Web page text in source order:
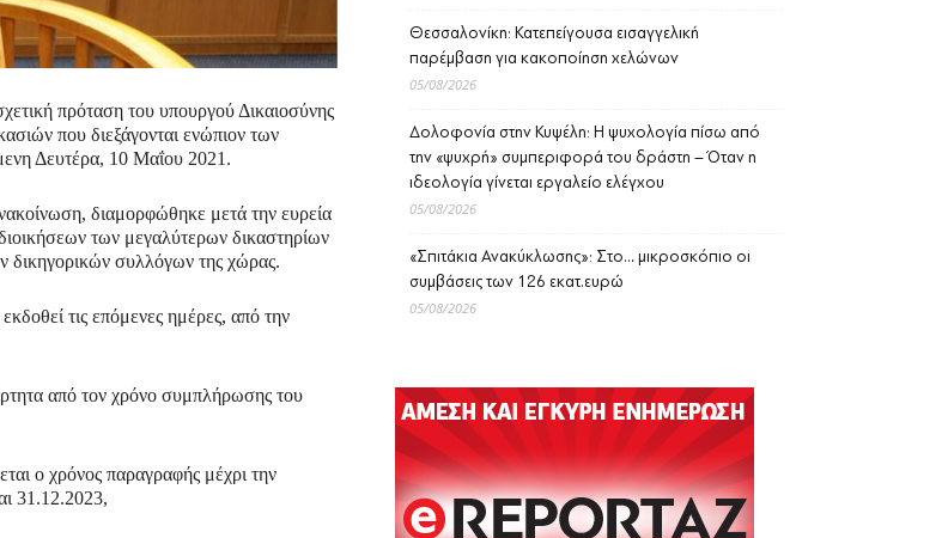
πρόταση του υπουργού Δικαιοσύνης
που διεξάγονται ενώπιον των
Δευτέρα, 10 Μαΐου 2021.
διαμορφώθηκε μετά την ευρεία
των μεγαλύτερων δικαστηρίων
δικηγορικών συλλόγων της χώρας.
τις επόμενες ημέρες, από την
από τον χρόνο συμπλήρωσης του
ο χρόνος παραγραφής μέχρι την
31.12.2023,
Θεσσαλονίκη: Κατεπείγουσα εισαγγελική
παρέμβαση για κακοποίηση χελώνων
05/08/2026
Δολοφονία στην Κυψέλη: Η ψυχολογία πίσω από
την «ψυχρή» συμπεριφορά του δράστη – Όταν η
ιδεολογία γίνεται εργαλείο ελέγχου
05/08/2026
«Σπιτάκια Ανακύκλωσης»: Στο… μικροσκόπιο οι
συμβάσεις των 126 εκατ.ευρώ
05/08/2026